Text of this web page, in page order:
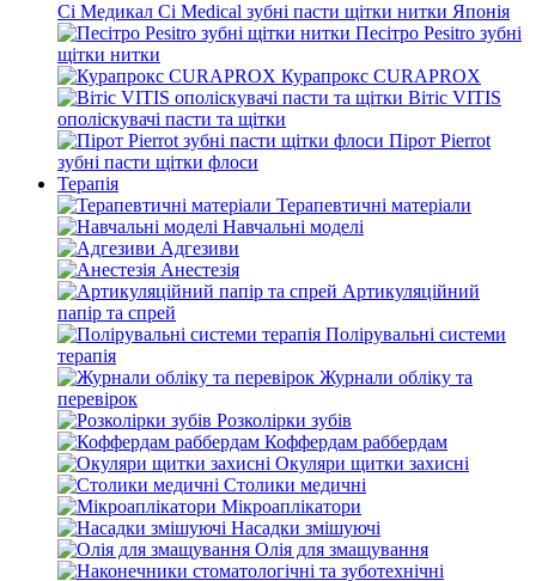
Сі Медикал Ci Medical зубні пасти щітки нитки Японія
Песітро Pesitro зубні
щітки нитки
Курапрокс CURAPROX
Вітіс VITIS
ополіскувачі пасти та щітки
Пірот Pierrot
зубні пасти щітки флоси
Терапія
Терапевтичні матеріали
Навчальні моделі
Адгезиви
Анестезія
Артикуляційний
папір та спрей
Полірувальні системи
терапія
Журнали обліку та
перевірок
Розколірки зубів
Коффердам раббердам
Окуляри щитки захисні
Столики медичні
Мікроаплікатори
Насадки змішуючі
Олія для змащування